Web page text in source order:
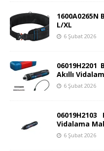
L/XL
6 Şubat 2026
Akıllı
6 Şubat 2026
Vidalama
6 Şubat 2026